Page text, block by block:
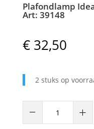
Plafondlamp
Art: 39148
€32,50
2 stuks op
– +